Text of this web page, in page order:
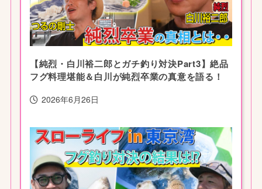
【純烈・白川裕二郎とガチ釣り対決Part3】絶品
フグ料理堪能＆白川が純烈卒業の真意を語る！
2026年6月26日